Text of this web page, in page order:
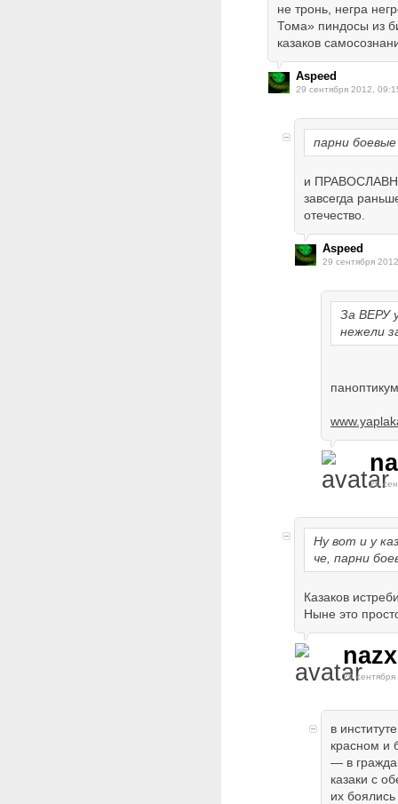
не тронь, негра
Тома» пиндосы из
казаков
Aspeed
29 сентября 2012,
парни боевые
и
завсегда
отечество.
Aspeed
29 сентября
За ВЕРУ
нежели
29
Ну вот и у
че, парни
Казаков
Ныне это
29
в
красном и
— в
казаки с
их